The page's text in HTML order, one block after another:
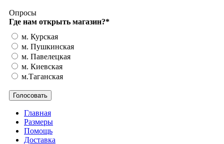
Опросы
Где нам открыть магазин?*
м. Курская
м. Пушкинская
м. Павелецкая
м. Киевская
м.Таганская
Главная
Размеры
Помощь
Доставка